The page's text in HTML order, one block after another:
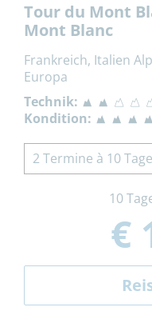
Tour du Mont
Mont Blanc
Frankreich, Italien
Europa
Technik:
Kondition:
2 Termine à 10 Tage
10
€